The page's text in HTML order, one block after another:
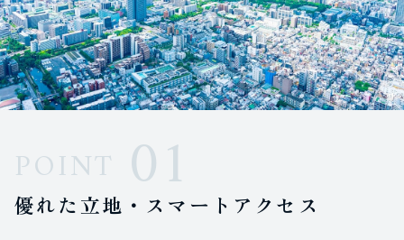
POINT 01
優れた立地・スマートアクセス